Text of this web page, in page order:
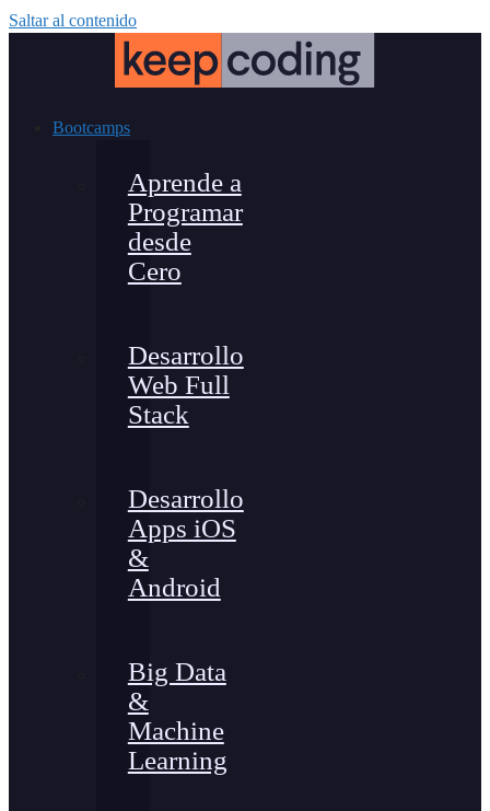
Saltar al contenido
Bootcamps
Aprende a
Programar
desde
Cero
Desarrollo
Web Full
Stack
Desarrollo
Apps iOS
&
Android
Big Data
&
Machine
Learning